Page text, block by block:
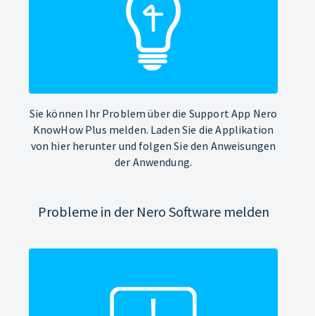
Sie können Ihr Problem über die Support App Nero
KnowHow Plus melden. Laden Sie die Applikation
von hier herunter und folgen Sie den Anweisungen
der Anwendung.
Probleme in der Nero Software melden